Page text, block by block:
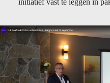
initiatief vast te leggen in